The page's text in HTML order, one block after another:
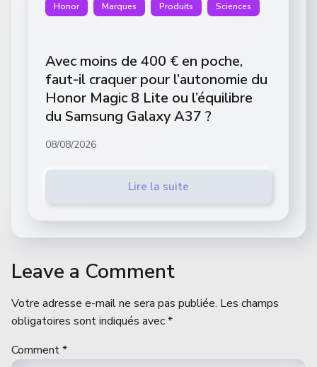
Honor Marques Produits Sciences
Avec moins de 400 € en poche,
faut-il craquer pour l’autonomie du
Honor Magic 8 Lite ou l’équilibre
du Samsung Galaxy A37 ?
08/08/2026
Lire la suite
Leave a Comment
Votre adresse e-mail ne sera pas publiée. Les champs
obligatoires sont indiqués avec*
Comment*